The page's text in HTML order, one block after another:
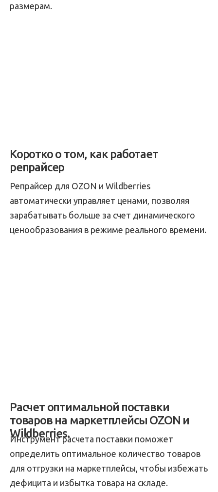
размерам.
Коротко о том, как работает
репрайсер
Репрайсер для OZON и Wildberries
автоматически управляет ценами, позволяя
зарабатывать больше за счет динамического
ценообразования в режиме реального времени.
Расчет оптимальной поставки
товаров на маркетплейсы OZON и
Wildberries.
Инструмент расчета поставки поможет
определить оптимальное количество товаров
для отгрузки на маркетплейсы, чтобы избежать
дефицита и избытка товара на складе.